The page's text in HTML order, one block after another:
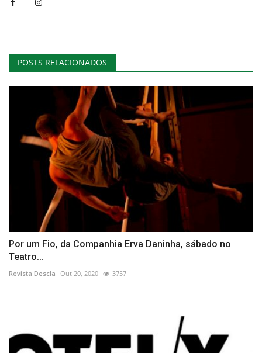
POSTS RELACIONADOS
Por um Fio, da Companhia Erva Daninha, sábado no
Teatro...
Revista Descla Out 20, 2020 3757